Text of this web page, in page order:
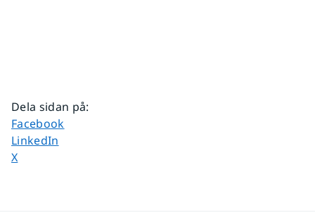
Dela sidan på:
Dela sidan på
Facebook
Dela sidan på
LinkedIn
Dela sidan på
X